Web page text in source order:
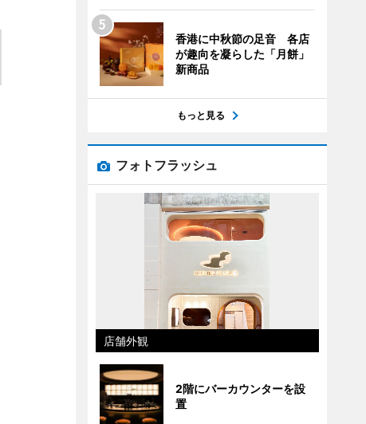
香港に中秋節の足音 各店
が趣向を凝らした「月餅」
新商品
もっと見る
フォトフラッシュ
店舗外観
2階にバーカウンターを設
置